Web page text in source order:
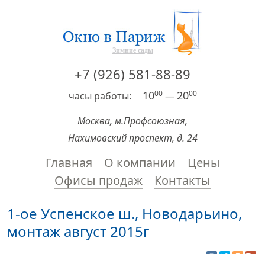
Зимние сады
+7 (926) 581-88-89
часы работы: 1000—2000
Москва, м.Профсоюзная,
Нахимовский проспект, д. 24
Главная О компании
Цены
Офисы продаж
Контакты
1-ое Успенское ш., Новодарьино,
монтаж август 2015г